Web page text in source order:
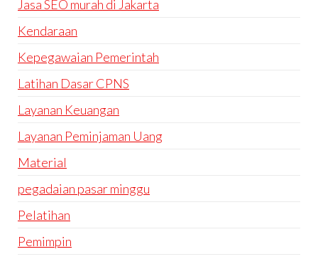
Jasa SEO murah di Jakarta
Kendaraan
Kepegawaian Pemerintah
Latihan Dasar CPNS
Layanan Keuangan
Layanan Peminjaman Uang
Material
pegadaian pasar minggu
Pelatihan
Pemimpin